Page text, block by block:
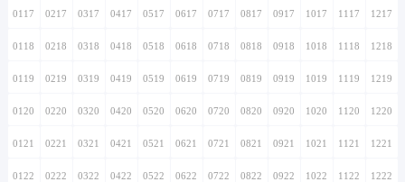
0117 0217 0317 0417 0517 0617 0717 0817 0917 1017 1117 1217
0118 0218 0318 0418 0518 0618 0718 0818 0918 1018 1118 1218
0119 0219 0319 0419 0519 0619 0719 0819 0919 1019 1119 1219
0120 0220 0320 0420 0520 0620 0720 0820 0920 1020 1120 1220
0121 0221 0321 0421 0521 0621 0721 0821 0921 1021 1121 1221
0122 0222 0322 0422 0522 0622 0722 0822 0922 1022 1122 1222